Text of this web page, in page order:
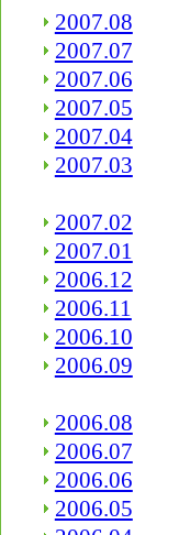
2007.08
2007.07
2007.06
2007.05
2007.04
2007.03
2007.02
2007.01
2006.12
2006.11
2006.10
2006.09
2006.08
2006.07
2006.06
2006.05